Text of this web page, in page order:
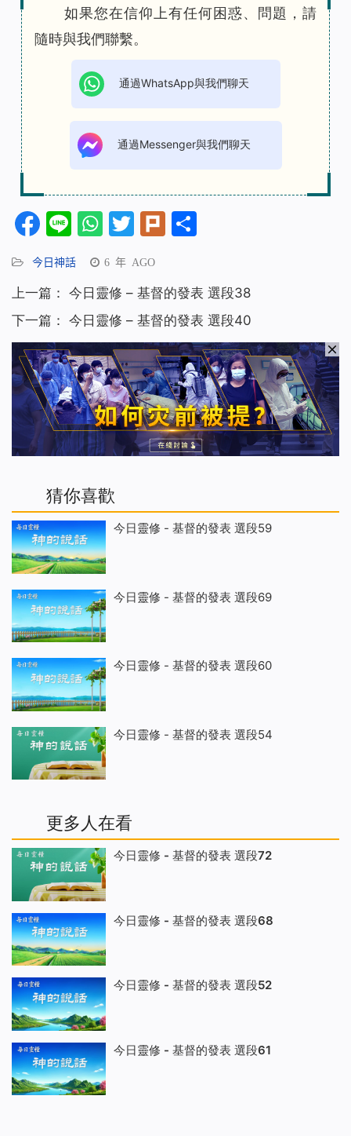
如果您在信仰上有任何困惑、問題，請
隨時與我們聯繫。
通過WhatsApp與我們聊天
通過Messenger與我們聊天
Facebook
LineWhatsApp
Twitter
Plurk
今日神話 6 年 AGO
上一篇： 今日靈修 – 基督的發表 選段38
下一篇： 今日靈修 – 基督的發表 選段40
猜你喜歡
今日靈修 - 基督的發表 選段59
今日靈修 - 基督的發表 選段69
今日靈修 - 基督的發表 選段60
今日靈修 - 基督的發表 選段54
更多人在看
今日靈修 - 基督的發表 選段72
今日靈修 - 基督的發表 選段68
今日靈修 - 基督的發表 選段52
今日靈修 - 基督的發表 選段61